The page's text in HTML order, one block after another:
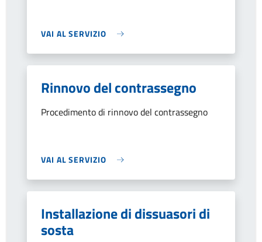
VAI AL SERVIZIO
Rinnovo del contrassegno
Procedimento di rinnovo del contrassegno
VAI AL SERVIZIO
Installazione di dissuasori di
sosta